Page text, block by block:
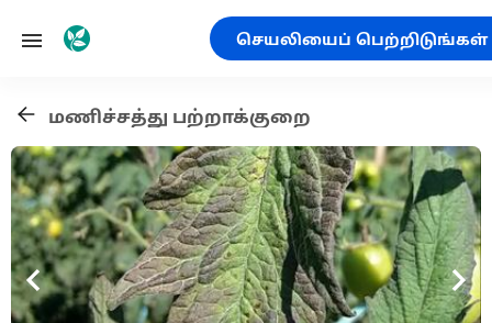
செயலியைப் பெற்றிடுங்கள்
மணிச்சத்து பற்றாக்குறை